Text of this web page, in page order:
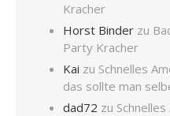
Kracher
Horst Binder zu
Party Kracher
Kai zu Schnelles
das sollte man
dad72 zu